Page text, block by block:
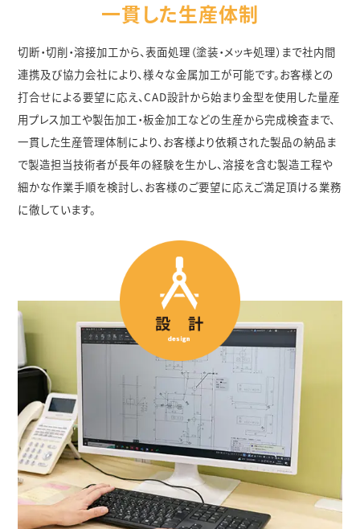
一貫した生産体制
切断・切削・溶接加工から、表面処理（塗装・メッキ処理）まで社内間
連携及び協力会社により、様々な金属加工が可能です。お客様との
打合せによる要望に応え、CAD設計から始まり金型を使用した量産
用プレス加工や製缶加工・板金加工などの生産から完成検査まで、
一貫した生産管理体制により、お客様より依頼された製品の納品ま
で製造担当技術者が長年の経験を生かし、溶接を含む製造工程や
細かな作業手順を検討し、お客様のご要望に応えご満足頂ける業務
に徹しています。